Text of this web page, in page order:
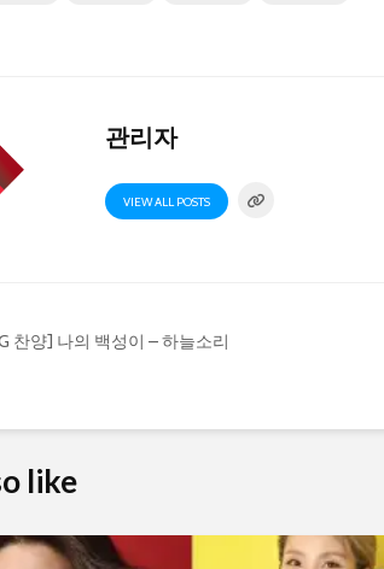
관리자
VIEW ALL POSTS
찬양] 나의 백성이 – 하늘소리
like